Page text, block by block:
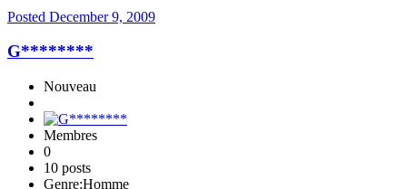
Posted December 9, 2009
G********
Nouveau
Membres
0
10 posts
Genre:Homme